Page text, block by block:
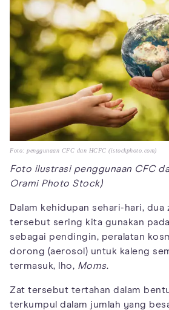
Foto: penggunaan CFC dan HCFC (istockphoto.com)
Foto ilustrasi penggunaan CFC
Orami Photo Stock)
Dalam kehidupan sehari-hari, dua
tersebut sering kita gunakan
sebagai pendingin, peralatan
dorong (aerosol) untuk kaleng
termasuk, lho, Moms.
Zat tersebut tertahan dalam
terkumpul dalam jumlah yang